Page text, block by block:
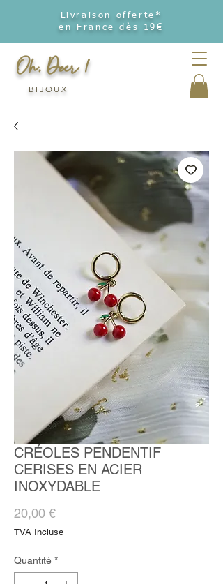
Livraison offerte*
en France dès 19€
Oh, Deer !
BIJOUX
CRÉOLES PENDENTIF
CERISES EN ACIER
INOXYDABLE
20,00 €Prix
TVA Incluse
Quantité *